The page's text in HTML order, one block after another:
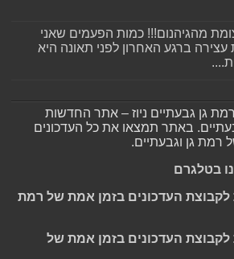
מהגיהנום!!! כמות הפעמים שאני
ברגע האחרון לפני תאונה היא
גן גבעתיים ניוז – אתר החדשות
באתר תמצאו את כל העדכונים
רמת גן וגבעתיים.
בטלגרם
לקבוצת העדכונים בזמן אמת של רמת
לקבוצת העדכונים בזמן אמת של